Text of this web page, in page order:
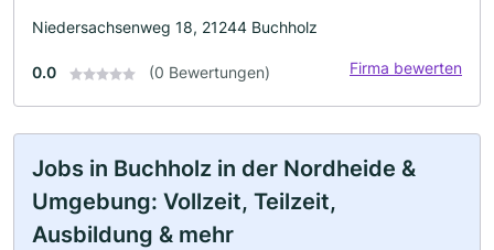
Niedersachsenweg 18, 21244 Buchholz
0.0 (0 Bewertungen) Firma bewerten
Jobs in Buchholz in der Nordheide &
Umgebung: Vollzeit, Teilzeit,
Ausbildung & mehr